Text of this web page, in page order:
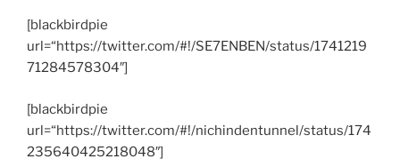
[blackbirdpie
url=“https://twitter.com/#!/SE7ENBEN/status/1741219
71284578304″]
[blackbirdpie
url=“https://twitter.com/#!/nichindentunnel/status/174
235640425218048″]